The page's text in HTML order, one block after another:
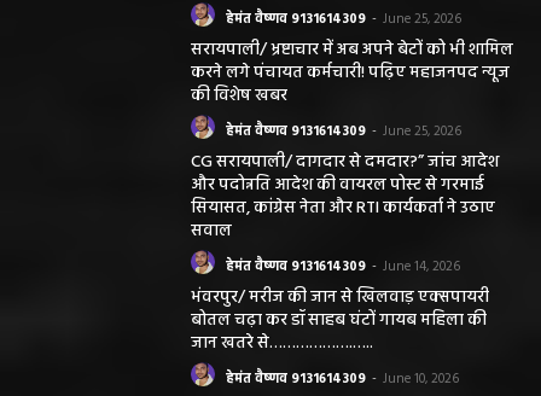
हेमंत वैष्णव 9131614309 - June 25, 2026
सरायपाली/ भ्रष्टाचार में अब अपने बेटों को भी शामिल
करने लगे पंचायत कर्मचारी! पढ़िए महाजनपद न्यूज
की विशेष खबर
हेमंत वैष्णव 9131614309 - June 25, 2026
CG सरायपाली/ दागदार से दमदार?” जांच आदेश
और पदोन्नति आदेश की वायरल पोस्ट से गरमाई
सियासत, कांग्रेस नेता और RTI कार्यकर्ता ने उठाए
सवाल
हेमंत वैष्णव 9131614309 - June 14, 2026
भंवरपुर/ मरीज की जान से खिलवाड़ एक्सपायरी
बोतल चढ़ा कर डॉ साहब घंटों गायब महिला की
जान खतरे से……………….…..
हेमंत वैष्णव 9131614309 - June 10, 2026